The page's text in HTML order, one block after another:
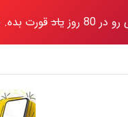
در 80 روز یادقورت بده.